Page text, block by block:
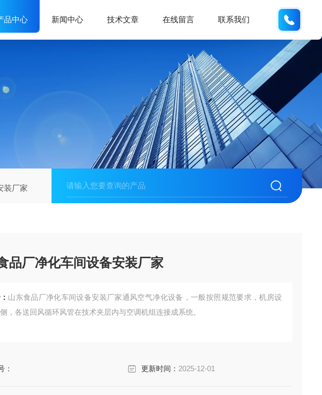
品中心 新闻中心 技术文章 在线留言 联系我们
装厂家
品厂净化车间设备安装厂家
山东食品厂净化车间设备安装厂家通风空气净化设备，一般按照规范要求，机房设
，各送回风循环风管在技术夹层内与空调机组连接成系统。
： 更新时间： 2025-12-01